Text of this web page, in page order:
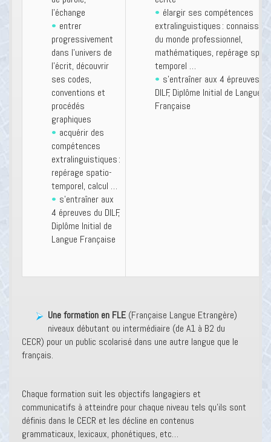
l’échange
entrer
progressivement
dans l’univers de
l’écrit, découvrir
ses codes,
conventions et
procédés
graphiques
acquérir des
compétences
extralinguistiques :
repérage spatio-
temporel, calcul …
s’entraîner aux
4 épreuves du DILF,
Diplôme Initial de
Langue Française
élargir ses compétences
extralinguistiques :
du monde professionnel,
mathématiques, repérage
temporel …
s’entraîner aux 4 épreuves du
DILF, Diplôme Initial de Langue
Française
Une formation en FLE (Française Langue Etrangère)
niveaux débutant ou intermédiaire (de A1 à B2 du
CECR) pour un public scolarisé dans une autre langue que le
français.
Chaque formation suit les objectifs langagiers et
communicatifs à atteindre pour chaque niveau tels qu’ils sont
définis dans le CECR et les décline en contenus
grammaticaux, lexicaux, phonétiques, etc…